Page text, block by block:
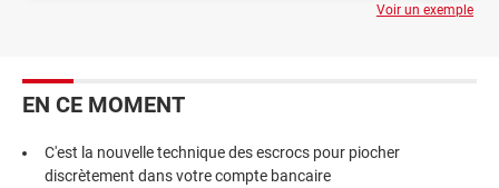
Voir un exemple
EN CE MOMENT
C'est la nouvelle technique des escrocs pour piocher
discrètement dans votre compte bancaire